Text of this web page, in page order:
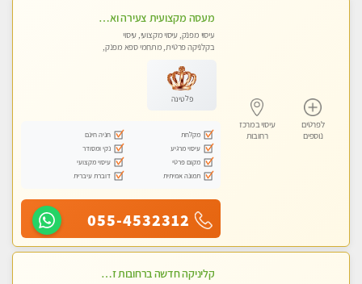
לפרטים
נוספים
עיסוי במרכז
רחובות
מעסה מקצועית צעירה ואיכותית פרטי!!! מ 10:00 בבוקר עד 18:00 בערב.
עיסוי מפנק, עיסוי מקצועי, עיסוי
בקלניקה פרטית, מתחמי ספא מפנק,
פלטינה
מקלחת
חניה חינם
עיסוי מרגיע
נקי ומסודר
מקום פרטי
עיסוי מקצועי
תמונה אמיתית
דוברת עיברית
055-4532312
קליניקה חדשה ברחובות זמן לנפש, זמן לגוף, זמן לנשמה.. בוא להתפנק בעיסוי מושלם..